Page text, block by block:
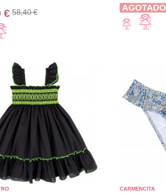
€ 58,40 € AGOTADO
CARMENCITA